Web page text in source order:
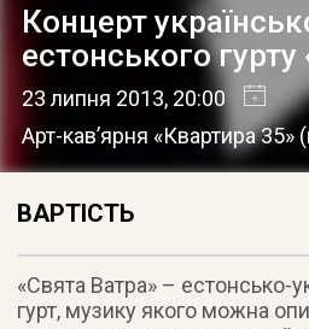
Концерт
естонського
23 липня 2013, 20:00
Арт-кав’ярня «Квартира 35» (
ВАРТІСТЬ
«Свята Ватра» – естонсько-
гурт, музику якого можна